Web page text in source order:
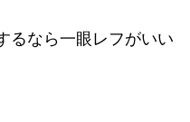
るなら一眼レフがいい